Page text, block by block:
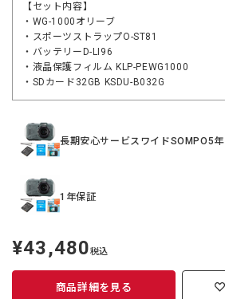
【セット内容】
・WG-1000オリーブ
・スポーツストラップO-ST81
・バッテリーD-LI96
・液晶保護フィルム KLP-PEWG1000
・SDカード32GB KSDU-B032G
長期安心サービスワイドSOMPO5年
1年保証
定
価
¥43,480税込
商品詳細を見る